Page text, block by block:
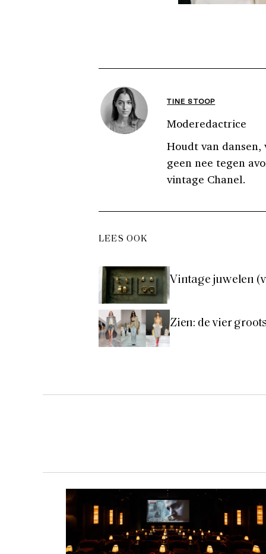
TINE STOOP
Moderedactrice
Houdt van
geen nee tegen
vintage Chanel.
LEES OOK
Vintage juwelen
Zien: de vier